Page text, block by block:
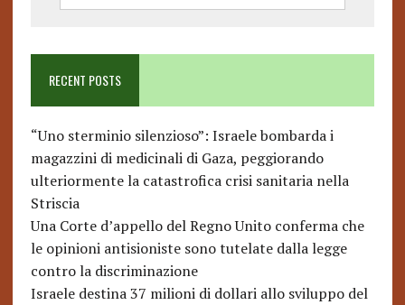
RECENT POSTS
“Uno sterminio silenzioso”: Israele bombarda i
magazzini di medicinali di Gaza, peggiorando
ulteriormente la catastrofica crisi sanitaria nella
Striscia
Una Corte d’appello del Regno Unito conferma che
le opinioni antisioniste sono tutelate dalla legge
contro la discriminazione
Israele destina 37 milioni di dollari allo sviluppo del